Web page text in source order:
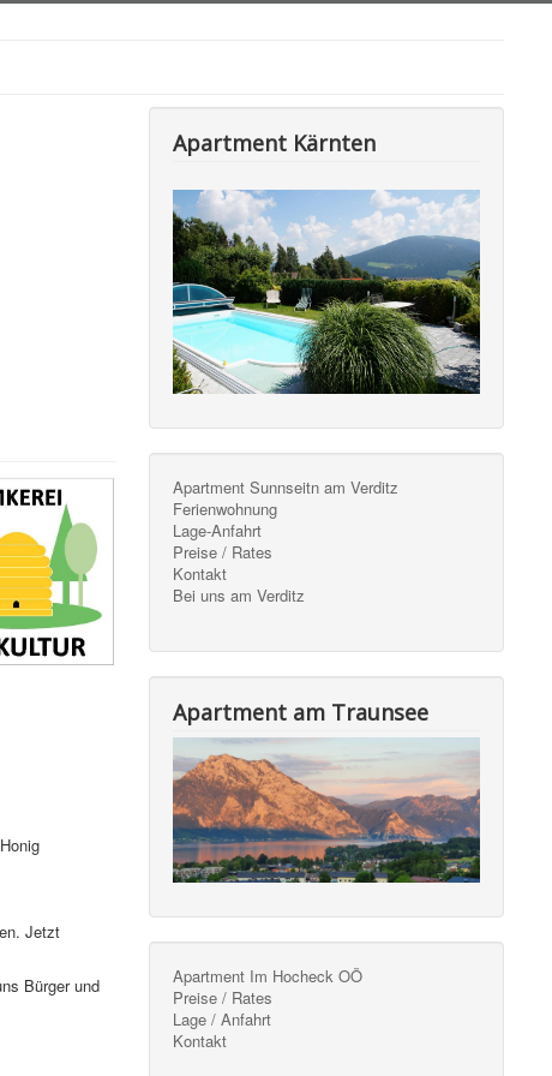
Jetzt
Bürger und
Apartment Kärnten
Apartment Sunnseitn am Verditz
Ferienwohnung
Lage-Anfahrt
Preise / Rates
Kontakt
Bei uns am Verditz
Apartment am Traunsee
Apartment Im Hocheck OÖ
Preise / Rates
Lage / Anfahrt
Kontakt